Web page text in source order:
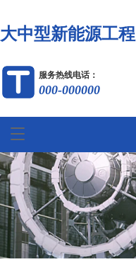
大中型新能源工程
服务热线电话：
000-000000
T
e
n
a
v
i